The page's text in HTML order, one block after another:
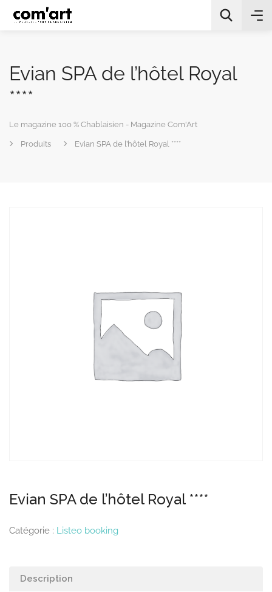
All Categories
Evian SPA de l’hôtel Royal
****
Le magazine 100 % Chablaisien - Magazine Com'Art
Produits Evian SPA de l’hôtel Royal ****
Evian SPA de l’hôtel Royal ****
Catégorie : Listeo booking
Description